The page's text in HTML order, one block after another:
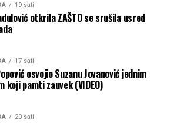
19 sati
otkrila ZAŠTO se srušila usred
17 sati
osvojio Suzanu Jovanović jednim
koji pamti zauvek (VIDEO)
20 sati